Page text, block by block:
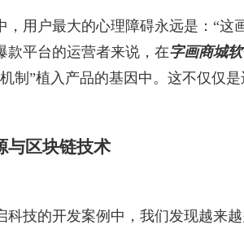
，用户最大的心理障碍永远是：“这
款平台的运营者来说，在字画商城
制”植入产品的基因中。这不仅仅
与区块链技术
科技的开发案例中，我们发现越来